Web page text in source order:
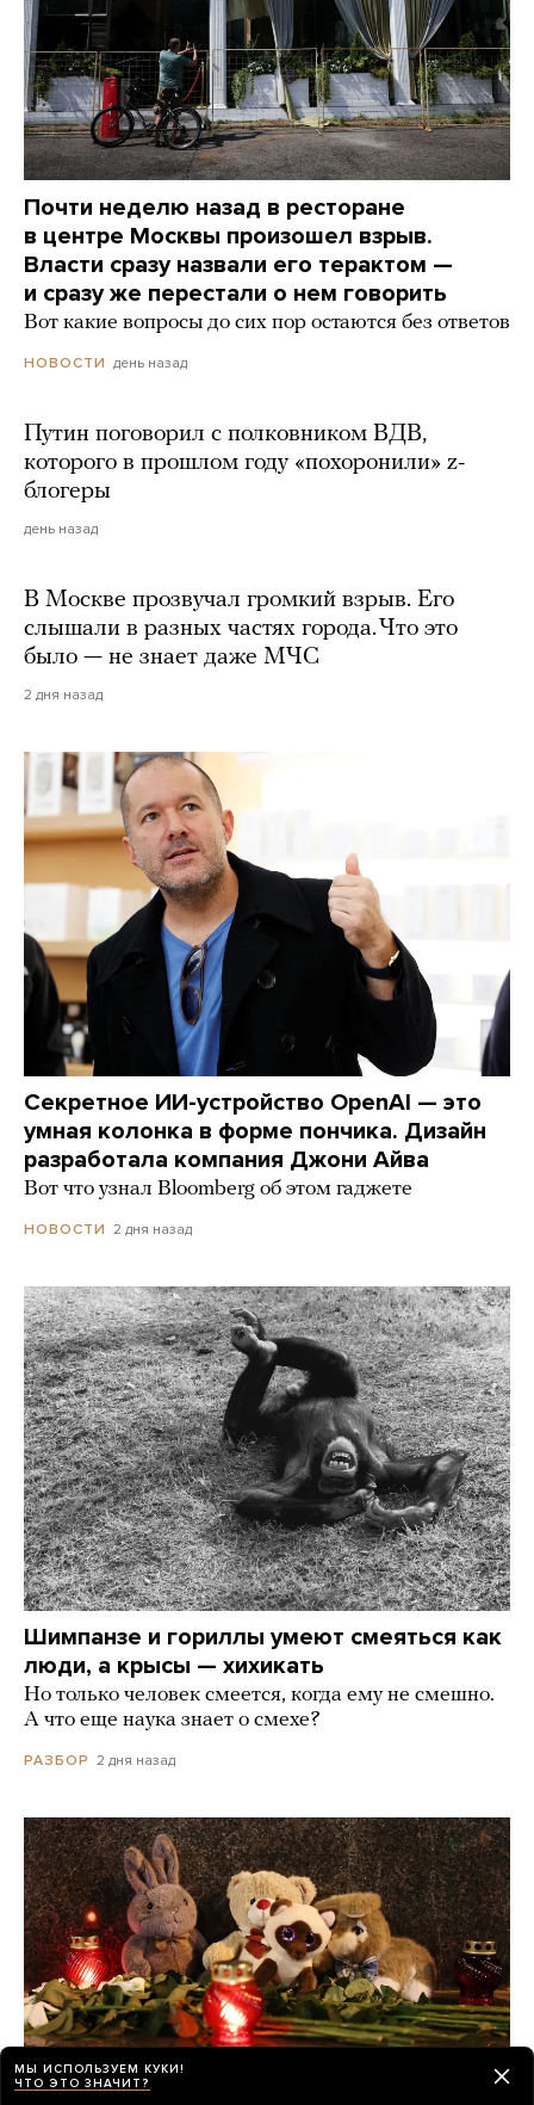
Почти неделю назад в ресторане
в центре Москвы произошел взрыв.
Власти сразу назвали его терактом —
и сразу же перестали о нем говорить
Вот какие вопросы до сих пор остаются без ответов
НОВОСТИ день назад
Путин поговорил с полковником ВДВ,
которого в прошлом году «похоронили» z-
блогеры
день назад
В Москве прозвучал громкий взрыв. Его
слышали в разных частях города. Что это
было — не знает даже МЧС
2 дня назад
Секретное ИИ-устройство OpenAI — это
умная колонка в форме пончика. Дизайн
разработала компания Джони Айва
Вот что узнал Bloomberg об этом гаджете
НОВОСТИ 2 дня назад
Шимпанзе и гориллы умеют смеяться как
люди, а крысы — хихикать
Но только человек смеется, когда ему не смешно.
А что еще наука знает о смехе?
РАЗБОР 2 дня назад
МЫ ИСПОЛЬЗУЕМ КУКИ!
ЧТО ЭТО ЗНАЧИТ?